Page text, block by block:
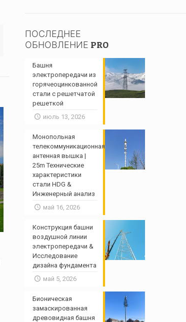
ПОСЛЕДНЕЕ
ОБНОВЛЕНИЕ PRO
Башня
электропередачи из
горячеоцинкованной
стали с решетчатой ​​
решеткой
июль 13, 2026
Монопольная
телекоммуникационная
антенная вышка |
25m Технические
характеристики
стали HDG &
Инженерный анализ
май 16, 2026
Конструкция башни
воздушной линии
электропередачи &
Исследование
дизайна фундамента
май 5, 2026
Бионическая
замаскированная
древовидная башня